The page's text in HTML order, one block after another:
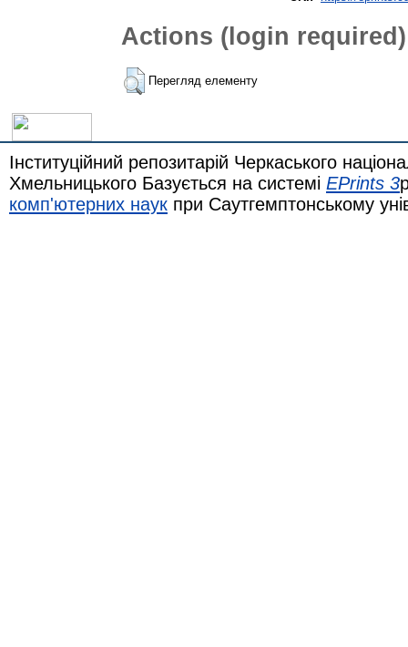
Actions (login required)
Перегляд елементу
Інституційний репозитарій Черкаського
Хмельницького Базується на системі EPrints 3
комп'ютерних наук при Саутгемптонському